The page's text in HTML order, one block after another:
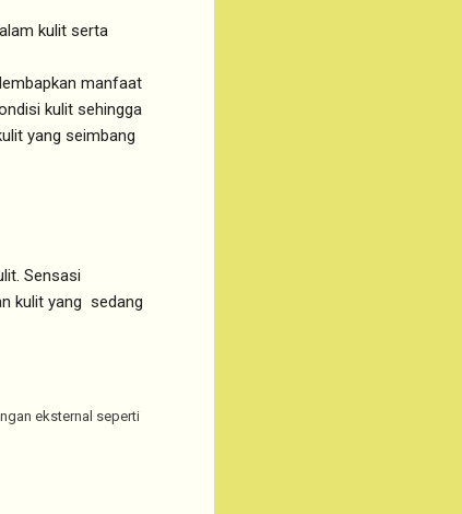
kulit serta
manfaat
kulit sehingga
yang seimbang
Sensasi
kulit yang sedang
eksternal seperti